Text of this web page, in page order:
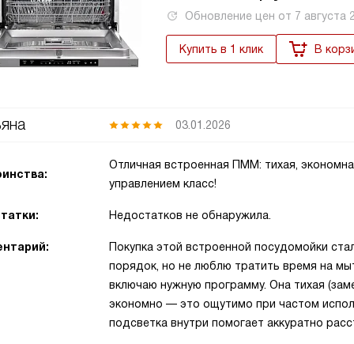
Обновление цен от 7 августа
Купить в 1 клик В
03.01.2026
Отличная встроенная ПММ: тихая,
управлением класс!
Недостатков не обнаружила.
Покупка этой встроенной посудомойки
порядок, но не люблю тратить время на
включаю нужную программу. Она тихая
экономно — это ощутимо при частом
подсветка внутри помогает аккуратно